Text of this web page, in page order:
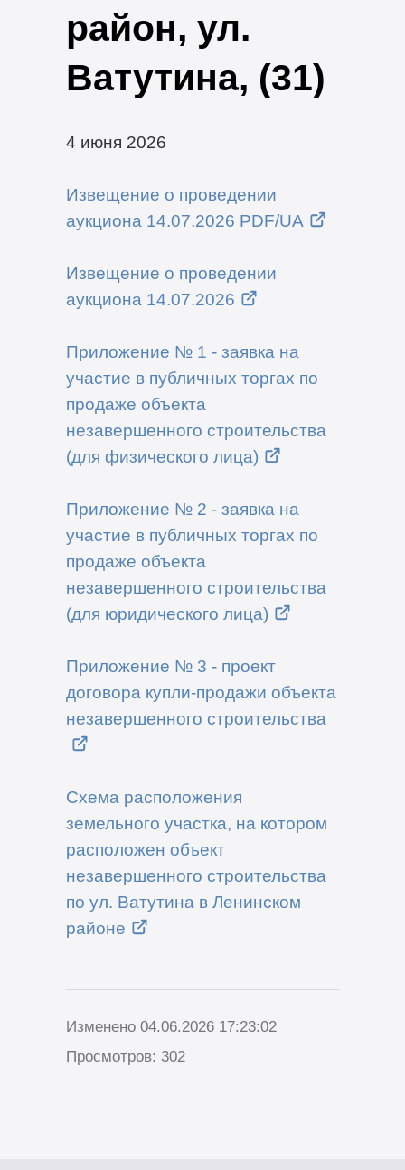
район, ул.
Ватутина, (31)
4 июня 2026
Извещение о проведении
аукциона 14.07.2026 PDF/UA
Извещение о проведении
аукциона 14.07.2026
Приложение № 1 - заявка на
участие в публичных торгах по
продаже объекта
незавершенного строительства
(для физического лица)
Приложение № 2 - заявка на
участие в публичных торгах по
продаже объекта
незавершенного строительства
(для юридического лица)
Приложение № 3 - проект
договора купли-продажи объекта
незавершенного строительства
Схема расположения
земельного участка, на котором
расположен объект
незавершенного строительства
по ул. Ватутина в Ленинском
районе
Изменено 04.06.2026 17:23:02
Просмотров: 302